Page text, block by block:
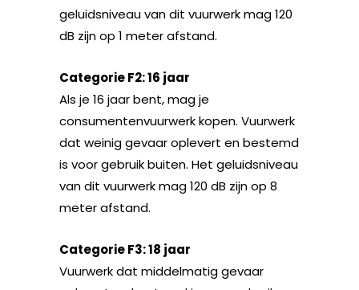
geluidsniveau van dit vuurwerk mag 120
dB zijn op 1 meter afstand.
Categorie F2: 16 jaar
Als je 16 jaar bent, mag je
consumentenvuurwerk kopen. Vuurwerk
dat weinig gevaar oplevert en bestemd
is voor gebruik buiten. Het geluidsniveau
van dit vuurwerk mag 120 dB zijn op 8
meter afstand.
Categorie F3: 18 jaar
Vuurwerk dat middelmatig gevaar